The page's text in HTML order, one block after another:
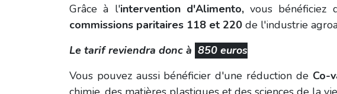
Grâce à l'intervention d'Alimento,vous bénéficiez
commissions paritaires 118 et 220 de l'industrie
Le tarif reviendra donc à 850 euros
Vous pouvez aussi bénéficier d'une réduction de Co-